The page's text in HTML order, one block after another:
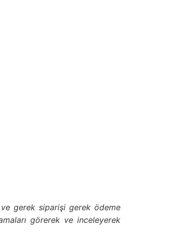
ve gerek siparişi gerek ödeme
görerek ve inceleyerek